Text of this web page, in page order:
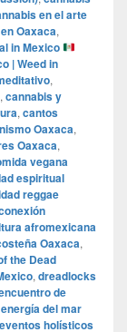
en el arte
Oaxaca,
in Mexico
| Weed in
,
, cannabis y
, cantos
Oaxaca,
Oaxaca,
vegana
espiritual
reggae
afromexicana
Oaxaca,
the Dead
, dreadlocks
de
energía del mar
eventos holísticos